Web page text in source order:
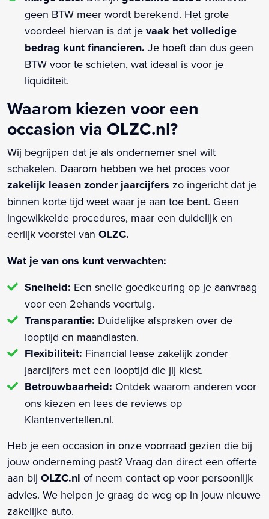
geen BTW meer wordt berekend. Het grote
voordeel hiervan is dat je vaak het volledige
bedrag kunt financieren. Je hoeft dan dus geen
BTW voor te schieten, wat ideaal is voor je
liquiditeit.
Waarom kiezen voor een
occasion via OLZC.nl?
Wij begrijpen dat je als ondernemer snel wilt
schakelen. Daarom hebben we het proces voor
zakelijk leasen zonder jaarcijfers zo ingericht dat je
binnen korte tijd weet waar je aan toe bent. Geen
ingewikkelde procedures, maar een duidelijk en
eerlijk voorstel van OLZC.
Wat je van ons kunt verwachten:
Snelheid: Een snelle goedkeuring op je aanvraag
voor een 2ehands voertuig.
Transparantie: Duidelijke afspraken over de
looptijd en maandlasten.
Flexibiliteit: Financial lease zakelijk zonder
jaarcijfers met een looptijd die jij kiest.
Betrouwbaarheid: Ontdek waarom anderen voor
ons kiezen en lees de reviews op
Klantenvertellen.nl.
Heb je een occasion in onze voorraad gezien die bij
jouw onderneming past? Vraag dan direct een offerte
aan bij OLZC.nl of neem contact op voor persoonlijk
advies. We helpen je graag de weg op in jouw nieuwe
zakelijke auto.